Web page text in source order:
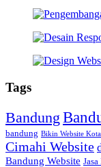
Tags
Bandung
bandung Bikin Website
Cimahi Website
Bandung Website